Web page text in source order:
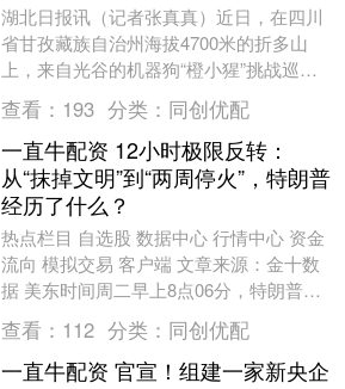
湖北日报讯（记者张真真）近日，在四川
省甘孜藏族自治州海拔4700米的折多山
上，来自光谷的机器狗“橙小猩”挑战巡检
成功，成为中国首只在如此高海拔巡检的
机器狗。 测....
查看： 193 分类： 同创优配
一直牛配资 12小时极限反转：
从“抹掉文明”到“两周停火”，特朗普
经历了什么？
热点栏目 自选股 数据中心 行情中心 资金
流向 模拟交易 客户端 文章来源：金十数
据 美东时间周二早上8点06分，特朗普发
出了其总统任内最戏剧性的最后通牒：除
非....
查看： 112 分类： 同创优配
一直牛配资 官宣！组建一家新央企